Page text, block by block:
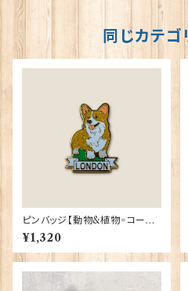
同じカテ
ピンバッジ【動物&植物=コーギ
ーロンドン】Tradition 90040
-T1335
¥1,320